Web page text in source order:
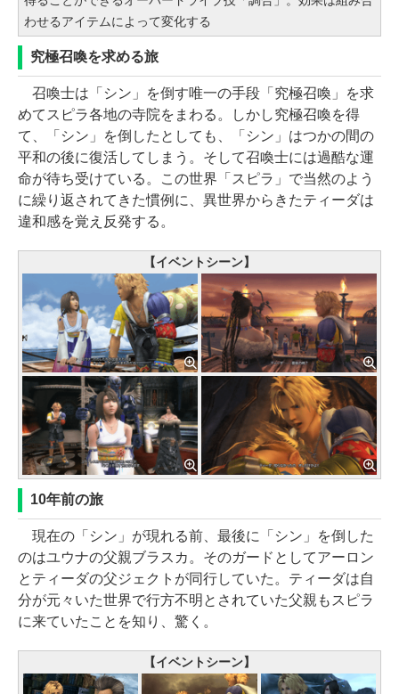
わせるアイテムによって変化する
究極召喚を求める旅
召喚士は「シン」を倒す唯一の手段「究極召喚」を求
めてスピラ各地の寺院をまわる。しかし究極召喚を得
て、「シン」を倒したとしても、「シン」はつかの間の
平和の後に復活してしまう。そして召喚士には過酷な運
命が待ち受けている。この世界「スピラ」で当然のよう
に繰り返されてきた慣例に、異世界からきたティーダは
違和感を覚え反発する。
【イベントシーン】
10年前の旅
現在の「シン」が現れる前、最後に「シン」を倒した
のはユウナの父親ブラスカ。そのガードとしてアーロン
とティーダの父ジェクトが同行していた。ティーダは自
分が元々いた世界で行方不明とされていた父親もスピラ
に来ていたことを知り、驚く。
【イベントシーン】